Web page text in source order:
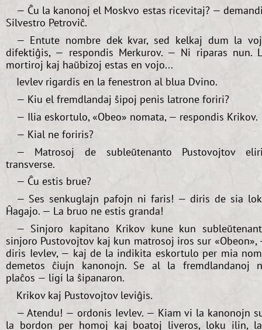
— Ĉu la kanonoj el Moskvo estas ricevitaj? —
Silvestro Petroviĉ.
— Entute nombre dek kvar, sed kelkaj dum la
difektiĝis, — respondis Merkurov. — Ni riparas nun.
mortiroj kaj haŭbizoj estas en vojo...
Ievlev rigardis en la fenestron al blua Dvino.
— Kiu el fremdlandaj ŝipoj penis latrone foriri?
— Ilia eskortulo, «Obeo» nomata, — respondis Krikov.
— Kial ne foriris?
— Matrosoj de subleŭtenanto Pustovojtov
transverse.
— Ĉu estis brue?
— Ses senkuglajn pafojn ni faris! — diris de sia
Ĥagajo. — La bruo ne estis granda!
— Sinjoro kapitano Krikov kune kun
sinjoro Pustovojtov kaj kun matrosoj iros sur «Obeon»,
diris Ievlev, — kaj de la indikita eskortulo per mia
demetos ĉiujn kanonojn. Se al la fremdlandanoj
plaĉos — ligi la ŝipanaron.
Krikov kaj Pustovojtov leviĝis.
— Atendu! — ordonis Ievlev. — Kiam vi la kanonojn
la bordon per homoj kaj boatoj liveros, loku ilin,